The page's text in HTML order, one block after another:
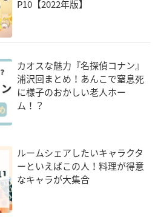
P10【2022年版】
カオスな魅力『名探偵コナン』
浦沢回まとめ！あんこで窒息死
に様子のおかしい老人ホー
ム！？
ルームシェアしたいキャラクタ
ーといえばこの人！料理が得意
なキャラが大集合